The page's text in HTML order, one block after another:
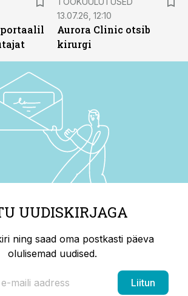
13.07.26, 12:10
Aurora Clinic otsib
kirurgi
UUDISKIRJAGA
ning saad oma postkasti päeva
olulisemad uudised.
Liitun